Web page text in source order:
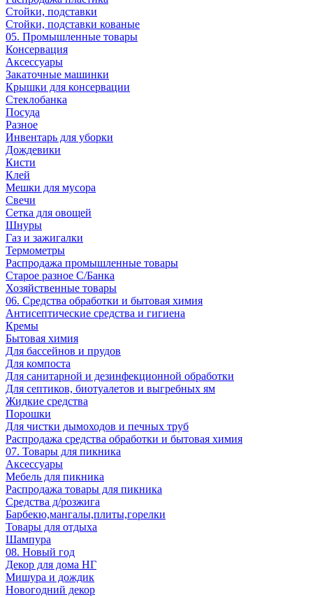
Стойки, подставки
Стойки, подставки кованые
05. Промышленные товары
Консервация
Аксессуары
Закаточные машинки
Крышки для консервации
Стеклобанка
Посуда
Разное
Инвентарь для уборки
Дождевики
Кисти
Клей
Мешки для мусора
Свечи
Сетка для овощей
Шнуры
Газ и зажигалки
Термометры
Распродажа промышленные товары
Старое разное С/Банка
Хозяйственные товары
06. Средства обработки и бытовая химия
Антисептические средства и гигиена
Кремы
Бытовая химия
Для бассейнов и прудов
Для компоста
Для санитарной и дезинфекционной обработки
Для септиков, биотуалетов и выгребных ям
Жидкие средства
Порошки
Для чистки дымоходов и печных труб
Распродажа средства обработки и бытовая химия
07. Товары для пикника
Аксессуары
Мебель для пикника
Распродажа товары для пикника
Средства д/розжига
Барбекю,мангалы,плиты,горелки
Товары для отдыха
Шампура
08. Новый год
Декор для дома НГ
Мишура и дождик
Новогодний декор